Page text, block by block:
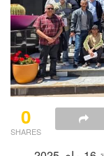
0
SHARES